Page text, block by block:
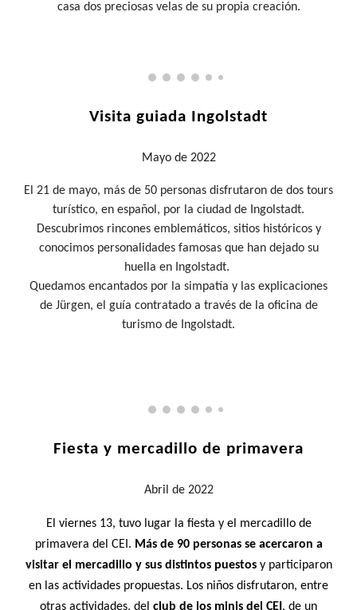
casa dos preciosas velas de su propia creación.
Visita guiada Ingolstadt
Mayode 2022
E l 21 de mayo, más de 50 personas disfrutaron de dos tours
turístico, en español, por la ciudad de Ingolstadt.
Descubrimos rincones emblemáticos, sitios históricos y
conocimos personalidades famosas que han dejado su
huella en Ingolstadt.
Quedamos encantados por la simpatía y las explicaciones
de Jürgen, el guía contratado a través de la oficina de
turismo de Ingolstadt.
Fiesta y mercadillo de primavera
Abril de 2022
El viernes 13, tuvo lugar la fiesta y el mercadillo de
primavera del CEI. Más de 90 personas se acercaron a
visitar el mercadillo y sus distintos puestosy participaron
en las actividades propuestas. Los niños disfrutaron, entre
otras actividades, del club de los minis del CEI , de un